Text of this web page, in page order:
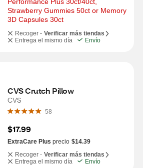
Strawberry Gummies 50ct or Memory
3D Capsules 30ct
Recoger - Verificar más tiendas
Entrega el mismo día
Envío
CVS Crutch Pillow
CVS
58
$17.99
ExtraCare Plus precio $14.39
Recoger - Verificar más tiendas
Entrega el mismo día
Envío